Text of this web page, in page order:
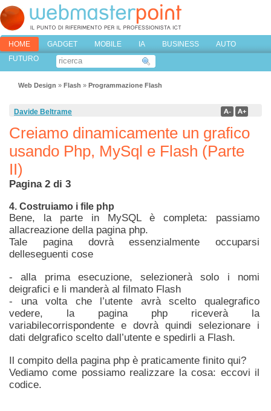
HOME GADGET MOBILE IA BUSINESS
AUTO
FUTURO
Web Design » Flash » Programmazione Flash
Davide Beltrame
Creiamo dinamicamente un grafico
usando Php, MySql e Flash (Parte
II)
Pagina 2 di 3
4. Costruiamo i file php
Bene, la parte in MySQL è completa: passiamo
allacreazione della pagina php.
Tale pagina dovrà essenzialmente occuparsi
delleseguenti cose
- alla prima esecuzione, selezionerà solo i nomi
deigrafici e li manderà al filmato Flash
- una volta che l’utente avrà scelto qualegrafico
vedere, la pagina php riceverà la
variabilecorrispondente e dovrà quindi selezionare i
dati delgrafico scelto dall’utente e spedirli a Flash.
Il compito della pagina php è praticamente finito qui?
Vediamo come possiamo realizzare la cosa: eccovi il
codice.